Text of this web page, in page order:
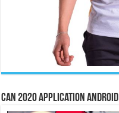
CAN 2020 Application Android